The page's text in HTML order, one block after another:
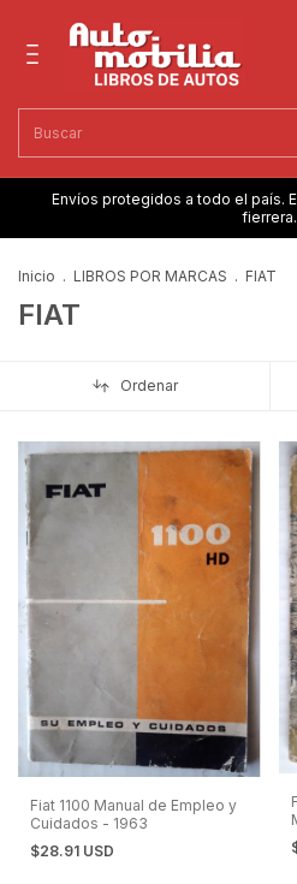
Envíos protegidos a todo el país.
fierrera.
Inicio . LIBROS POR MARCAS . FIAT
FIAT
Ordenar
Fiat 1100 Manual de Empleo y
Cuidados - 1963
$28.91 USD